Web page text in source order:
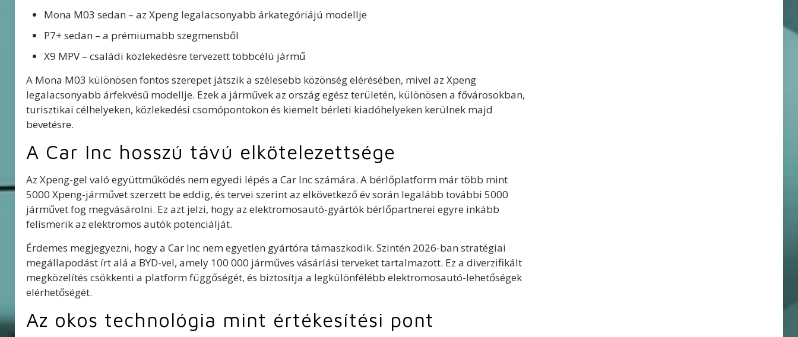
Mona M03 sedan – az Xpeng legalacsonyabb árkategóriájú modellje
P7+ sedan – a prémiumabb szegmensből
X9 MPV – családi közlekedésre tervezett többcélú jármű
A Mona M03 különösen fontos szerepet játszik a szélesebb közönség elérésében, mivel az Xpeng
legalacsonyabb árfekvésű modellje. Ezek a járművek az ország egész területén, különösen a fővárosokban,
turisztikai célhelyeken, közlekedési csomópontokon és kiemelt bérleti kiadóhelyeken kerülnek majd
bevetésre.
A Car Inc hosszú távú elkötelezettsége
Az Xpeng-gel való együttműködés nem egyedi lépés a Car Inc számára. A bérlőplatform már több mint
5000 Xpeng-járművet szerzett be eddig, és tervei szerint az elkövetkező év során legalább további 5000
járművet fog megvásárolni. Ez azt jelzi, hogy az elektromosautó-gyártók bérlőpartnerei egyre inkább
felismerik az elektromos autók potenciálját.
Érdemes megjegyezni, hogy a Car Inc nem egyetlen gyártóra támaszkodik. Szintén 2026-ban stratégiai
megállapodást írt alá a BYD-vel, amely 100 000 járműves vásárlási terveket tartalmazott. Ez a diverzifikált
megközelítés csökkenti a platform függőségét, és biztosítja a legkülönfélébb elektromosautó-lehetőségek
elérhetőségét.
Az okos technológia mint értékesítési pont